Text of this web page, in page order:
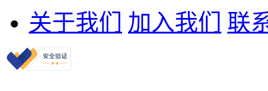
关于我们
加入我们 联